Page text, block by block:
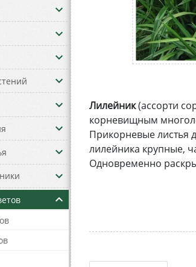
keyboard_arrow_down
keyboard_arrow_down
keyboard_arrow_down
keyboard_arrow_down
keyboard_arrow_down
keyboard_arrow_down
keyboard_arrow_down
keyboard_arrow_down
keyboard_arrow_up
Лилейник(ассорти
корневищным
Прикорневые листья
лилейника крупные,
Одновременно